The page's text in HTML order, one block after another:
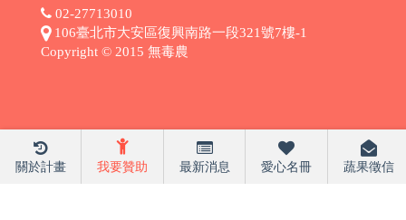
關於計畫 我要贊助 最新消息 愛心名冊 蔬果徵信
02-27713010
106臺北市大安區復興南路一段321號7樓-1
Copyright © 2015 無毒農